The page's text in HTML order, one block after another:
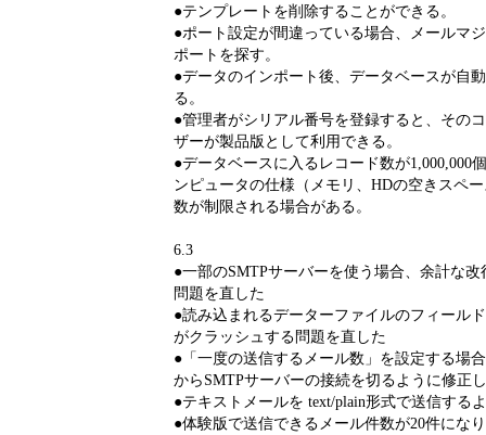
●テンプレートを削除することができる。
●ポート設定が間違っている場合、メールマ
ポートを探す。
●データのインポート後、データベースが自
る。
●管理者がシリアル番号を登録すると、その
ザーが製品版として利用できる。
●データベースに入るレコード数が1,000,000
ンピュータの仕様（メモリ、HDの空きスペ
数が制限される場合がある。
6.3
●一部のSMTPサーバーを使う場合、余計な
問題を直した
●読み込まれるデーターファイルのフィール
がクラッシュする問題を直した
●「一度の送信するメール数」を設定する場
からSMTPサーバーの接続を切るように修正
●テキストメールを text/plain形式で送信する
●体験版で送信できるメール件数が20件にな